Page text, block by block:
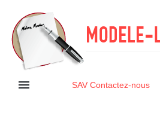
 SAV Contactez-nous